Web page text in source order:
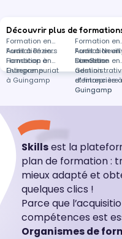
Découvrir plus de
Formation en
Audit à Béziers
Formation en
Audit à
sur-Seine
Formation en
Handicap à
Guingamp
Formation en
Direction
et financière
Guingamp
Formation en
Entrepreneuriat
à Guingamp
Formation en
Gestion
d'entreprise à
Guingamp
Skillsest la
plan de formation :
mieux adapté et
quelques clics !
Parce que
compétences est
Organismes de